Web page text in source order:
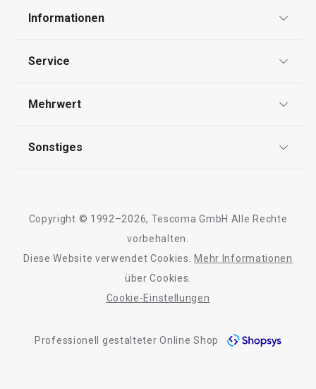
Haushalt
Neuheiten
Set für halbgetauchte Kekse
DELÍCIA
Auf Lager
Servierbrett mit
ø 34 cm
Auf Lager
Informationen
Impressum
Service
Kontaktformular
Mehrwert
Qualität
Sonstiges
Barrierefreiheit
Copyright © 1992–2026, Tescoma GmbH Alle Rechte
vorbehalten.
Diese Website verwendet Cookies.
Mehr Informationen
über Cookies.
Cookie-Einstellungen
Professionell gestalteter Online Shop